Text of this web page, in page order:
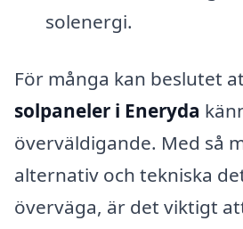
solenergi.
För många kan beslutet
solpaneler i Eneryda
överväldigande. Med så
alternativ och tekniska
överväga, är det viktigt